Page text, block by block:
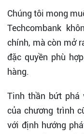
Chúng tôi mong
Techcombank
chính, mà còn mở
đặc quyền phù
hàng.
Tinh thần bứt phá
của chương trình
với định hướng